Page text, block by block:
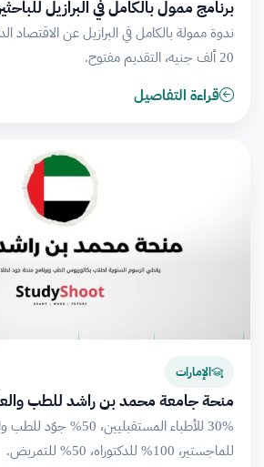
برنامج ممول بالكامل في البرازيل
ندوة ممولة بالكامل في البرازيل عن الاقتصاد
20 ألف جنيه، التقديم مفتوح.
قراءة التفاصيل
الإمارات
منحة جامعة محمد بن راشد للطب
للماجستير، 100% للدكتوراه، 50% للتمريض.